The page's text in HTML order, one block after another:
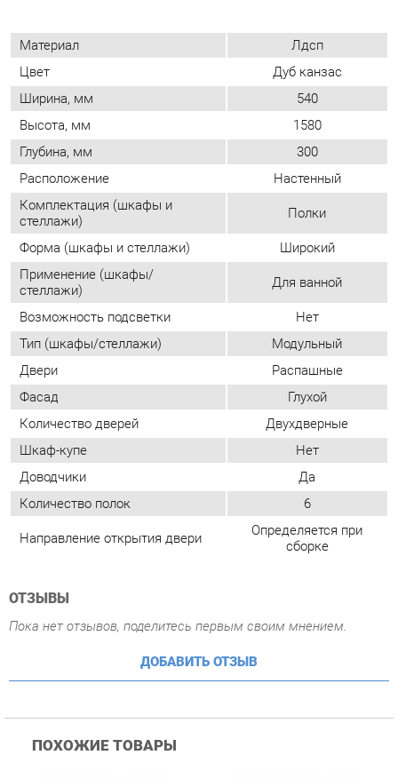
Расположение
Настенный
Комплектация (шкафы и
стеллажи) Полки
Форма (шкафы и стеллажи)
Широкий
Применение (шкафы/
стеллажи) Для ванной
Возможность подсветки Нет
Тип (шкафы/стеллажи)
Модульный
Двери
Распашные
Фасад
Глухой
Количество дверей
Двухдверные
Шкаф-купе
Нет
Доводчики
Да
Количество полок
6
Направление открытия двери
Определяется при
сборке
ОТЗЫВЫ
Пока нет отзывов, поделитесь первым своим мнением.
ДОБАВИТЬ ОТЗЫВ
ПОХОЖИЕ ТОВАРЫ